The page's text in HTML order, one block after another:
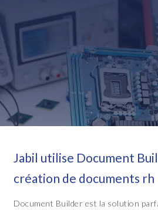
Jabil utilise Document
création de documents rh
Document Builder est la solution